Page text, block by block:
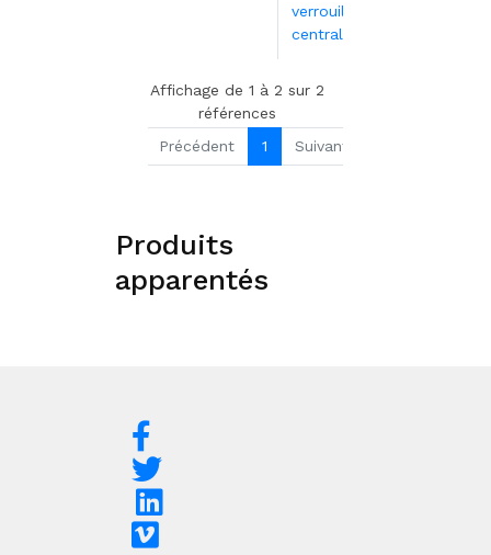
verrouillage
centralisé à clé
Affichage de 1 à 2 sur 2
références
Précédent
1 Suivant
Produits
apparentés